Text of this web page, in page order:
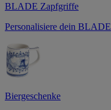
BLADE Zapfgriffe
Personalisiere dein BLADE
Biergeschenke